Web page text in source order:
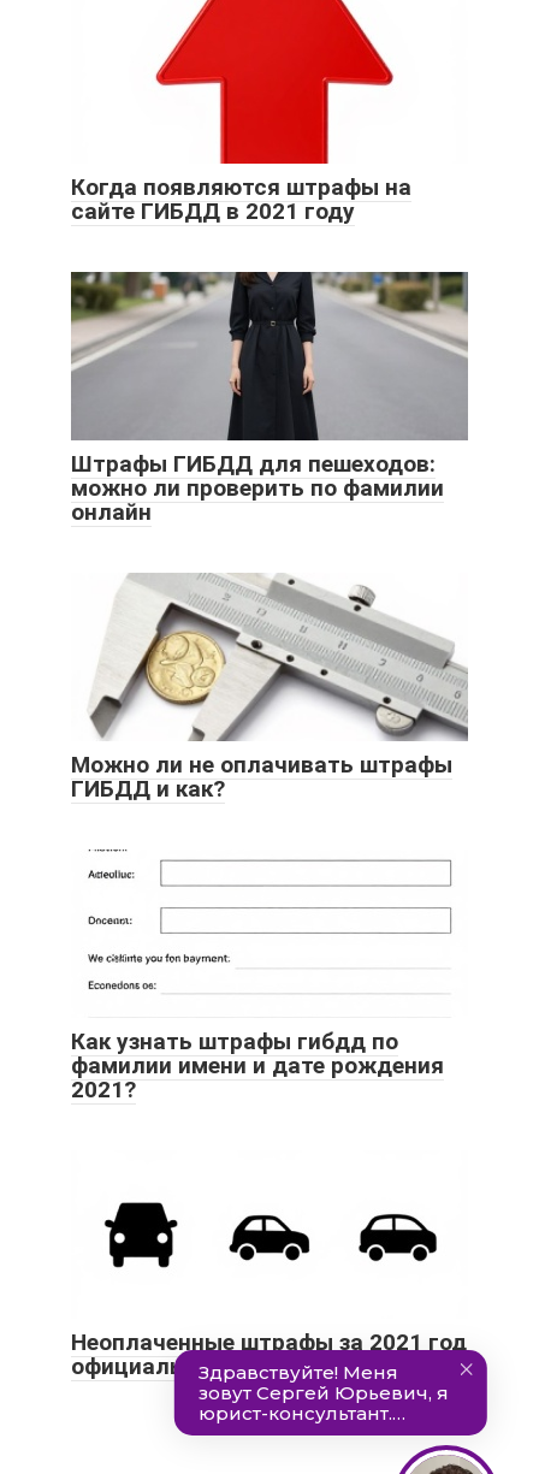
Когда появляются штрафы на
сайте ГИБДД в 2021 году
Штрафы ГИБДД для пешеходов:
можно ли проверить по фамилии
онлайн
Можно ли не оплачивать штрафы
ГИБДД и как?
Как узнать штрафы гибдд по
фамилии имени и дате рождения
2021?
Неоплаченные штрафы за 2021 год
официальный сайт гибдд